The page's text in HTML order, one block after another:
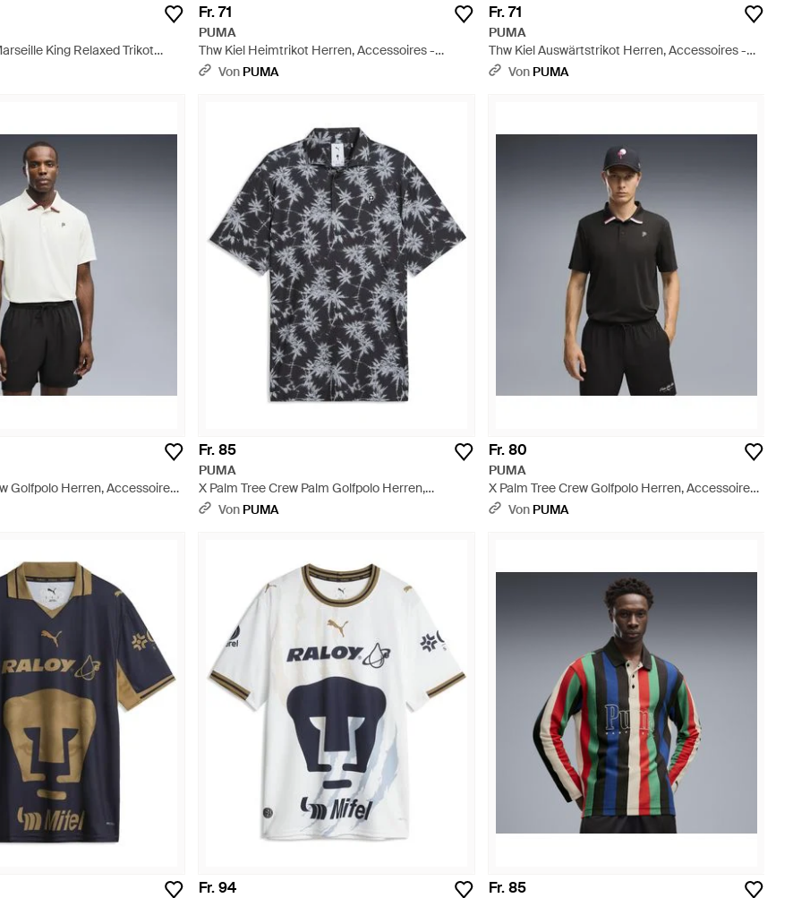
King Relaxed Trikot
Blau
Fr. 71
PUMA
Thw Kiel Heimtrikot Herren, Accessoires -
Schwarz
Von PUMA
Fr. 71
PUMA
Thw Kiel Auswärtstrikot Herren, Accessoires -
Schwarz
Von PUMA
Golfpolo Herren, Accessoires -
Fr. 85
PUMA
X Palm Tree Crew Palm Golfpolo Herren,
Accessoires - Schwarz
Von PUMA
Fr. 80
PUMA
X Palm Tree Crew Golfpolo Herren, Accessoires -
Schwarz
Von PUMA
Fr. 94 Fr. 85